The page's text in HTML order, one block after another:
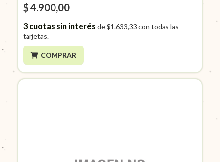
$ 4.900,00
3cuotas sin interés de$1.633,33 con todas las
tarjetas.
COMPRAR